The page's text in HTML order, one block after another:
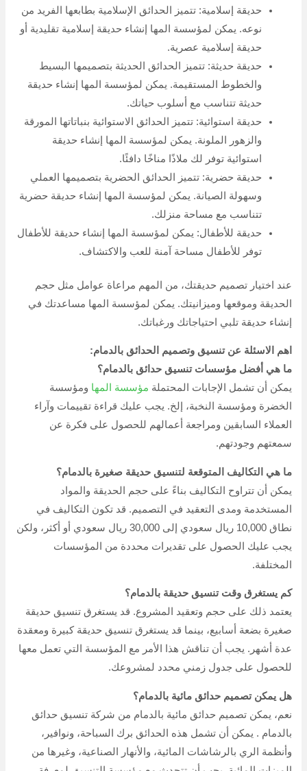
حديقة إسلامية: تتميز الحدائق الإسلامية بطابعها الفريد من
نوعه. يمكن لمؤسسة المها إنشاء حديقة إسلامية تقليدية أو
حديقة إسلامية عصرية.
حديقة حديثة: تتميز الحدائق الحديثة بتصميمها البسيط
والخطوط المستقيمة. يمكن لمؤسسة المها إنشاء حديقة
حديثة تتناسب مع أسلوب حياتك.
حديقة استوائية: تتميز الحدائق الاستوائية بنباتاتها المورقة
والزهور الملونة. يمكن لمؤسسة المها إنشاء حديقة
استوائية توفر لك ملاذًا مناخًا دافئًا.
حديقة حضرية: تتميز الحدائق الحضرية بتصميمها العملي
وسهولة الصيانة. يمكن لمؤسسة المها إنشاء حديقة حضرية
تتناسب مع مساحة منزلك.
حديقة للأطفال: يمكن لمؤسسة المها إنشاء حديقة للأطفال
توفر للأطفال مساحة آمنة للعب والاكتشاف.
عند اختيار تصميم حديقتك، من المهم مراعاة عوامل مثل حجم
الحديقة وموقعها وميزانيتك. يمكن لمؤسسة المها مساعدتك في
إنشاء حديقة تلبي احتياجاتك ورغباتك.
اهم الاسئلة عن تنسيق وتصميم الحدائق بالدمام:
ما هي أفضل مؤسسات تنسيق حدائق بالدمام؟
يمكن أن تشمل الإجابات المحتملة مؤسسة المها ومؤسسة
الخضرة ومؤسسة النخبة، إلخ. يجب عليك قراءة تقييمات وآراء
العملاء السابقين ومراجعة أعمالهم للحصول على فكرة عن
سمعتهم وجودتهم.
ما هي التكاليف المتوقعة لتنسيق حديقة صغيرة بالدمام؟
يمكن أن تتراوح التكاليف بناءً على حجم الحديقة والمواد
المستخدمة ومدى التعقيد في التصميم. قد تكون التكاليف في
نطاق 10,000 ريال سعودي إلى 30,000 ريال سعودي أو أكثر، ولكن
يجب عليك الحصول على تقديرات محددة من المؤسسات
المختلفة.
كم يستغرق وقت تنسيق حديقة بالدمام؟
يعتمد ذلك على حجم وتعقيد المشروع. قد يستغرق تنسيق حديقة
صغيرة بضعة أسابيع، بينما قد يستغرق تنسيق حديقة كبيرة ومعقدة
عدة أشهر. يجب أن تناقش هذا الأمر مع المؤسسة التي تعمل معها
للحصول على جدول زمني محدد لمشروعك.
هل يمكن تصميم حدائق مائية بالدمام؟
نعم، يمكن تصميم حدائق مائية بالدمام من شركة تنسيق حدائق
بالدمام . يمكن أن تشمل هذه الحدائق برك السباحة، ونوافير،
وأنظمة الري بالرشاشات المائية، والأنهار الصناعية، وغيرها من